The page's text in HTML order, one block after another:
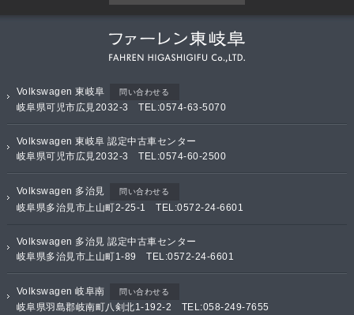
Volkswagen 東岐阜 問い合わせる
岐阜県可児市広見2032-3 TEL:0574-63-5070
Volkswagen 東岐阜 認定中古車センター
岐阜県可児市広見2032-3 TEL:0574-60-2500
Volkswagen 多治見 問い合わせる
岐阜県多治見市上山町2-25-1 TEL:0572-24-6601
Volkswagen 多治見 認定中古車センター
岐阜県多治見市上山町1-89 TEL:0572-24-6601
Volkswagen 岐阜南 問い合わせる
岐阜県羽島郡岐南町八剣北1-192-2 TEL:058-249-7655